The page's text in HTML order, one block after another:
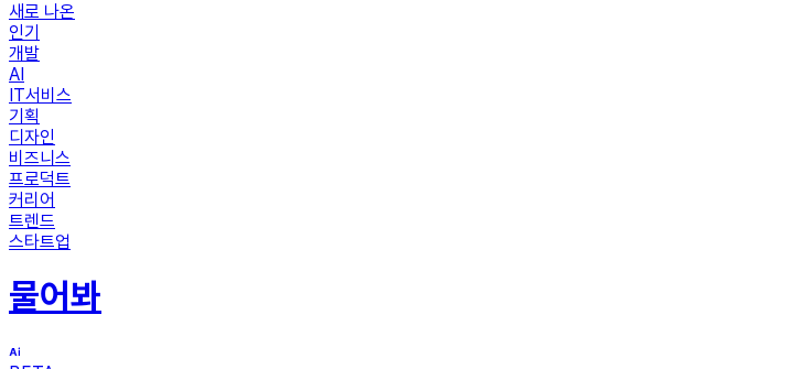
새로 나온
인기
개발
AI
IT서비스
기획
디자인
비즈니스
프로덕트
커리어
트렌드
스타트업
물어봐